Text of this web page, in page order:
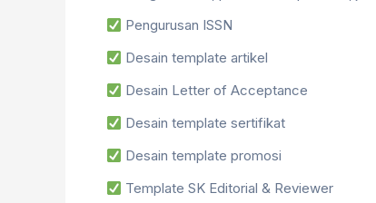
Pengurusan ISSN
Desain template artikel
Desain Letter of Acceptance
Desain template sertifikat
Desain template promosi
Template SK Editorial & Reviewer